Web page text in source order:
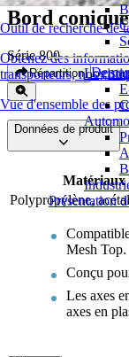
Outil de recherche de
Obtenez des
transporteurs, nos
Vue d'ensemble des
Présentation
Bord conique
Série 800
Répartition
Données de produit
Matériaux
Polypropylène, acétal
Mesh Top.
Conçu
Les axes
axes en